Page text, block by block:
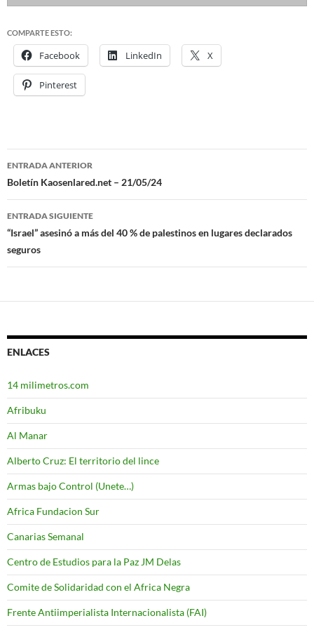
COMPARTE ESTO:
Facebook LinkedIn X
Pinterest
Navegación
de
entradas
ENTRADA ANTERIOR
Boletín Kaosenlared.net – 21/05/24
ENTRADA SIGUIENTE
“Israel” asesinó a más del 40 % de palestinos en lugares declarados
seguros
ENLACES
14 milimetros.com
Afribuku
Al Manar
Alberto Cruz: El territorio del lince
Armas bajo Control (Unete…)
Africa Fundacion Sur
Canarias Semanal
Centro de Estudios para la Paz JM Delas
Comite de Solidaridad con el Africa Negra
Frente Antiimperialista Internacionalista (FAI)